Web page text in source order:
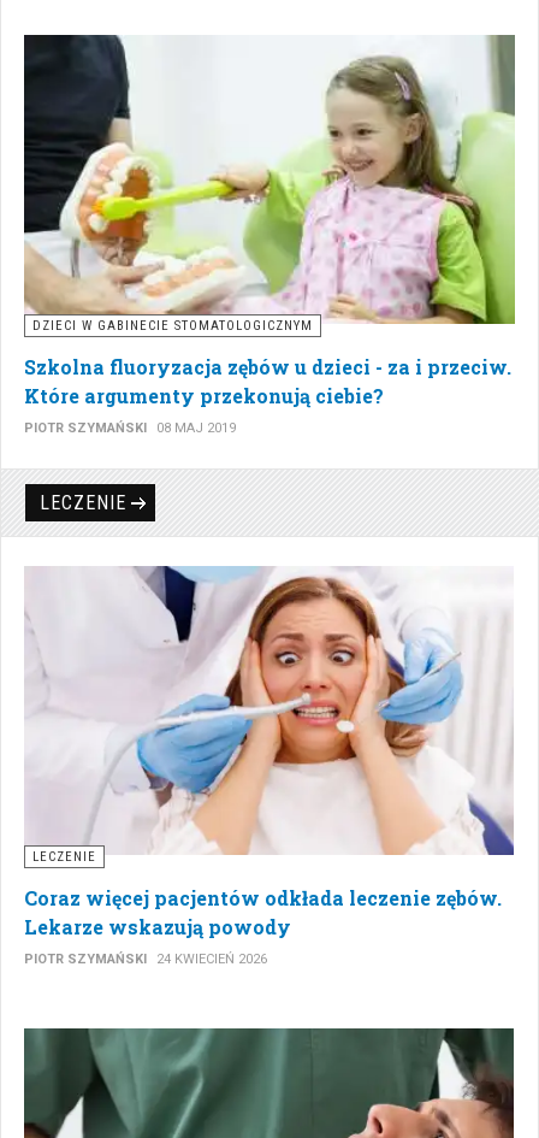
DZIECI W GABINECIE STOMATOLOGICZNYM
Szkolna fluoryzacja zębów u dzieci - za i przeciw.
Które argumenty przekonują ciebie?
PIOTR SZYMAŃSKI 08 MAJ 2019
LECZENIE
LECZENIE
Coraz więcej pacjentów odkłada leczenie zębów.
Lekarze wskazują powody
PIOTR SZYMAŃSKI 24 KWIECIEŃ 2026